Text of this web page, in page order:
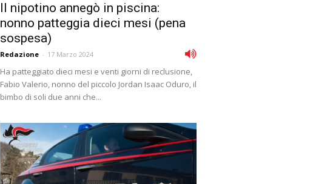
Il nipotino annegò in piscina:
nonno patteggia dieci mesi (pena
sospesa)
Redazione - 17 Marzo 2024
Ha patteggiato dieci mesi e venti giorni di reclusione,
Fabio Valerio, nonno del piccolo Jordan Isaac Oduro, il
bimbo di soli due anni che...